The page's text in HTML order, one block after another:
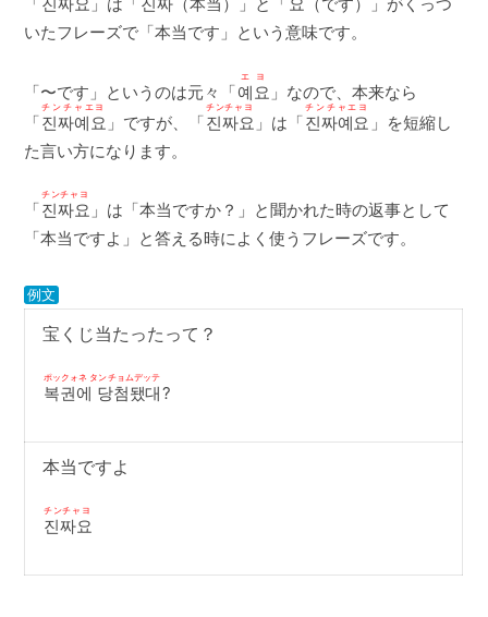
「 진짜요 」は「 진짜 （本当）」と「 요 （です）」がくっつ
いたフレーズで「本当です」という意味です。
「〜です」というのは元々「예요
エヨ
」なので、本来なら
「진짜예요
チンチャエヨ
」ですが、「진짜요
チンチャヨ
」は「진짜예요
チンチャエヨ
」を短縮し
た言い方になります。
「진짜요
チンチャヨ
」は「本当ですか？」と聞かれた時の返事として
「本当ですよ」と答える時によく使うフレーズです。
例文
宝くじ当たったって？
복권에 당첨됐대
ポックォネ タンチョムデッテ
?
本当ですよ
진짜요
チンチャヨ